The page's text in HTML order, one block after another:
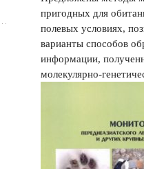
пригодных для
полевых условиях,
варианты способов
информации,
молекулярно-